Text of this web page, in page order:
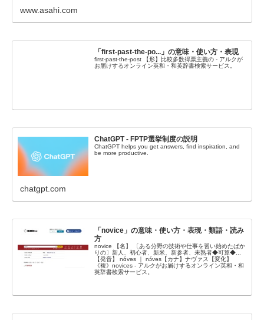
www.asahi.com
「first-past-the-po...」の意味・使い方・表現
first-past-the-post 【形】比較多数得票主義の - アルクが
お届けするオンライン英和・和英辞書検索サービス。
ChatGPT - FPTP選挙制度の説明
ChatGPT helps you get answers, find inspiration, and
be more productive.
chatgpt.com
「novice」の意味・使い方・表現・類語・読み
方
novice 【名】 〔ある分野の技術や仕事を習い始めたばか
りの〕新人、初心者、新米、新参者、未熟者◆可算◆...
【発音】 nɑ́vəs ｜ nɔ́vəs【カナ】ナヴァス【変化】
《複》novices - アルクがお届けするオンライン英和・和
英辞書検索サービス。